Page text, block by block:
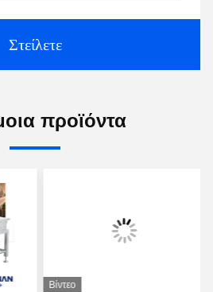
Στείλετε
προϊόντα
Βίντεο